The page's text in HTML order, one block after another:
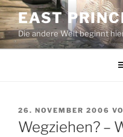
Zum
Inhalt
springen
EAST
Die andere Welt beginnt
VERÖFFENTLICHT
AM
26. NOVEMBER 2006
Wegziehen? –